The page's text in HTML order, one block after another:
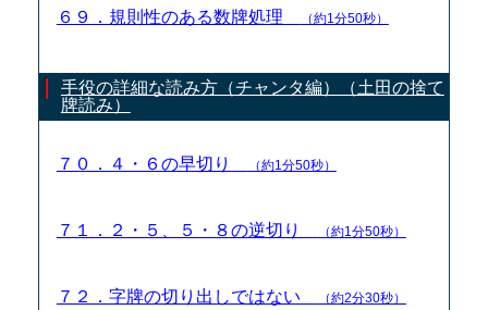
６９．規則性のある数牌処理 （約1分50秒）
手役の詳細な読み方（チャンタ編）（土田の捨て
牌読み）
７０．４・６の早切り （約1分50秒）
７１．２・５、５・８の逆切り （約1分50秒）
７２．字牌の切り出しではない （約2分30秒）